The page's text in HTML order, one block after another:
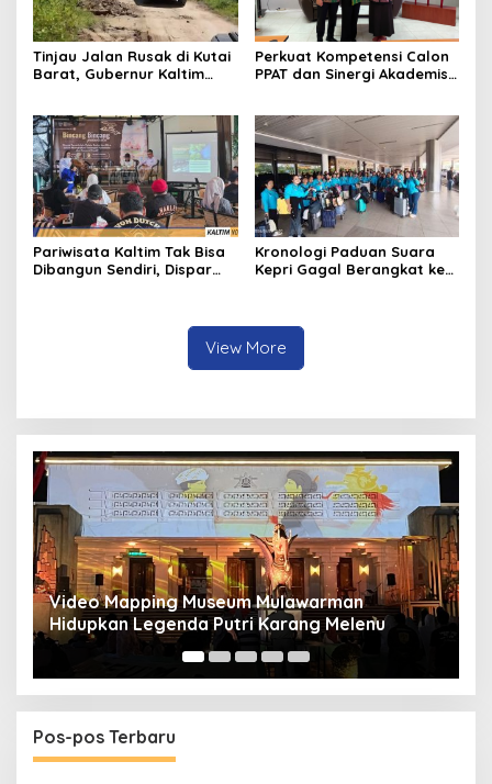
Tinjau Jalan Rusak di Kutai
Barat, Gubernur Kaltim
Perkuat Kompetensi Calon
PPAT dan Sinergi Akademis,
Pariwisata Kaltim Tak Bisa
Dibangun Sendiri, Dispar
Kronologi Paduan Suara
Kepri Gagal Berangkat ke
View More
Panduan Pasang Pelapis Anti Bocor Kolam Air
Mancur
Pos-pos Terbaru